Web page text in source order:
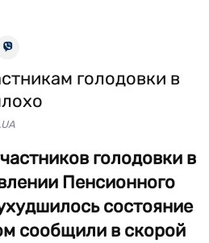
голодовки в
Пенсионного
состояние
сообщили в скорой